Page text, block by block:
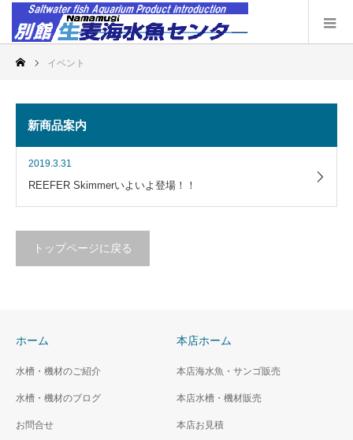
イベント
新商品案内
2019.3.31
REEFER Skimmerいよいよ登場！！
トップページに戻る
ホーム
水槽・機材のご紹介
水槽・機材のブログ
お問合せ
本店ホーム
本店海水魚・サンゴ販売
本店水槽・機材販売
本店お見積